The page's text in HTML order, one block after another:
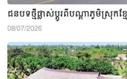
ជនបទថ្មីផ្លាស់ប្តូរពីបណ្តាភូមិស្រុកខ្ម
08/07/2026